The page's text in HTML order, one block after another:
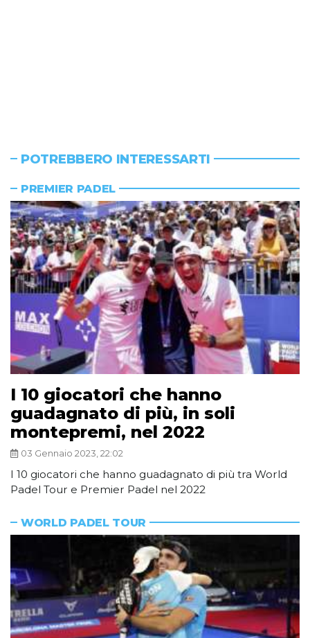
POTREBBERO INTERESSARTI
PREMIER PADEL
I 10 giocatori che hanno
guadagnato di più, in soli
montepremi, nel 2022
03 Gennaio 2023, 22:02
I 10 giocatori che hanno guadagnato di più tra World
Padel Tour e Premier Padel nel 2022
WORLD PADEL TOUR